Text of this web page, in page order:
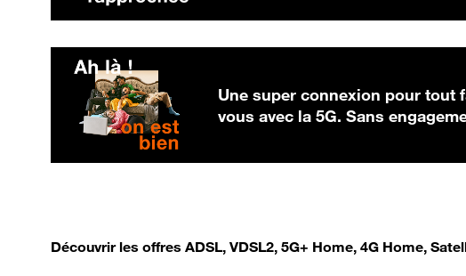
Une super connexion pour tout
vous avec la 5G. Sans
Découvrir les offres ADSL, VDSL2, 5G+ Home, 4G Home,